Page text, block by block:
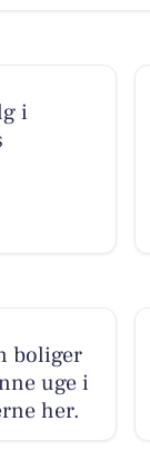
i
boliger
uge i
her.